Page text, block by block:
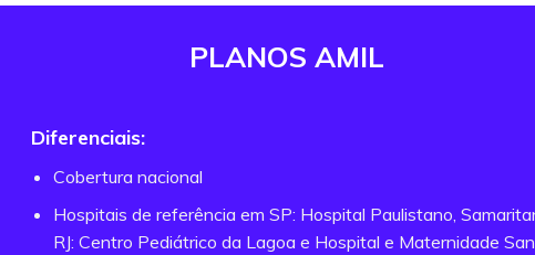
PLANOS AMIL
Diferenciais:
Cobertura nacional
Hospitais de referência em SP: Hospital Paulistano,
RJ: Centro Pediátrico da Lagoa e Hospital e Maternidade